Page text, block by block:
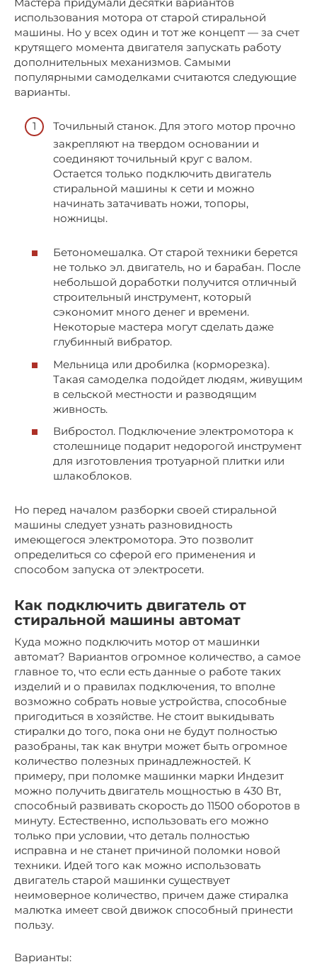
использования мотора от старой стиральной
машины. Но у всех один и тот же концепт — за счет
крутящего момента двигателя запускать работу
дополнительных механизмов. Самыми
популярными самоделками считаются следующие
варианты.
Точильный станок. Для этого мотор прочно
закрепляют на твердом основании и
соединяют точильный круг с валом.
Остается только подключить двигатель
стиральной машины к сети и можно
начинать затачивать ножи, топоры,
ножницы.
Бетономешалка. От старой техники берется
не только эл. двигатель, но и барабан. После
небольшой доработки получится отличный
строительный инструмент, который
сэкономит много денег и времени.
Некоторые мастера могут сделать даже
глубинный вибратор.
Мельница или дробилка (корморезка).
Такая самоделка подойдет людям, живущим
в сельской местности и разводящим
живность.
Вибростол. Подключение электромотора к
столешнице подарит недорогой инструмент
для изготовления тротуарной плитки или
шлакоблоков.
Но перед началом разборки своей стиральной
машины следует узнать разновидность
имеющегося электромотора. Это позволит
определиться со сферой его применения и
способом запуска от электросети.
Как подключить двигатель от
стиральной машины автомат
Куда можно подключить мотор от машинки
автомат? Вариантов огромное количество, а самое
главное то, что если есть данные о работе таких
изделий и о правилах подключения, то вполне
возможно собрать новые устройства, способные
пригодиться в хозяйстве. Не стоит выкидывать
стиралки до того, пока они не будут полностью
разобраны, так как внутри может быть огромное
количество полезных принадлежностей. К
примеру, при поломке машинки марки Индезит
можно получить двигатель мощностью в 430 Вт,
способный развивать скорость до 11500 оборотов в
минуту. Естественно, использовать его можно
только при условии, что деталь полностью
исправна и не станет причиной поломки новой
техники. Идей того как можно использовать
двигатель старой машинки существует
неимоверное количество, причем даже стиралка
малютка имеет свой движок способный принести
пользу.
Варианты: